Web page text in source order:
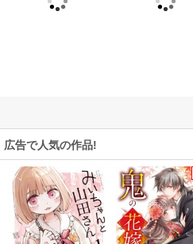
広告で人気の作品!